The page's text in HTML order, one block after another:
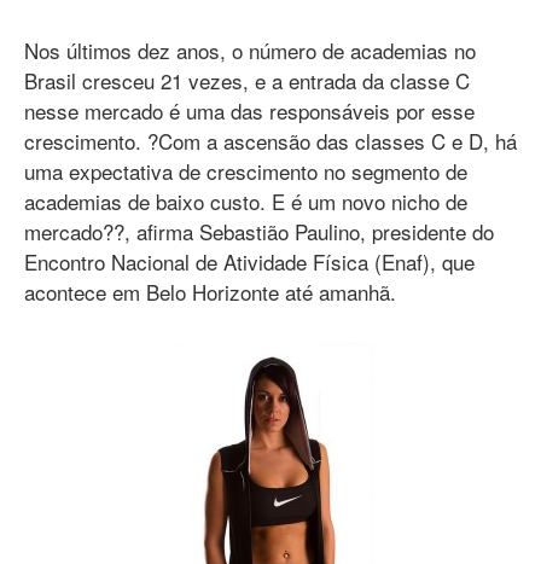
Nos últimos dez anos, o número de academias no
Brasil cresceu 21 vezes, e a entrada da classe C
nesse mercado é uma das responsáveis por esse
crescimento. ?Com a ascensão das classes C e D, há
uma expectativa de crescimento no segmento de
academias de baixo custo. E é um novo nicho de
mercado??, afirma Sebastião Paulino, presidente do
Encontro Nacional de Atividade Física (Enaf), que
acontece em Belo Horizonte até amanhã.